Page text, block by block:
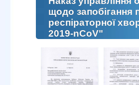
щодо запобігання
респіраторної
2019-nCoV"